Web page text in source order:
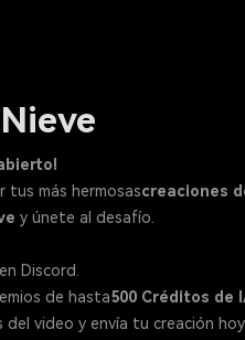
tus más hermosascreaciones
y únete al desafío.
Discord.
de hasta500 Créditos de
video y envía tu creación hoy.